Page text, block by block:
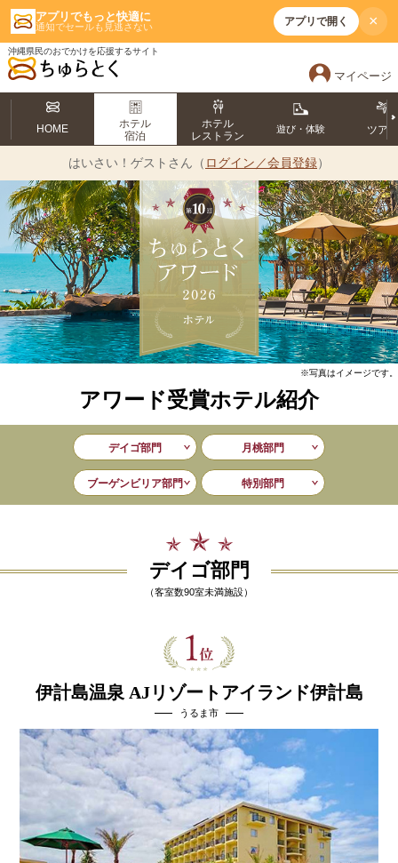
アプリでもっと快適に
通知でセールも見逃さない アプリで開く ×
沖縄県民のおでかけを応援するサイト
マイページ
HOME
ホテル
宿泊
ホテル
レストラン
遊び・体験 ツア
はいさい！ ゲストさん（ ログイン／会員登録）
※写真はイメージです。
アワード受賞ホテル紹介
デイゴ部門 月桃部門
ブーゲンビリア部門 特別部門
デイゴ部門
（客室数90室未満施設）
伊計島温泉 AJリゾートアイランド伊計島
うるま市